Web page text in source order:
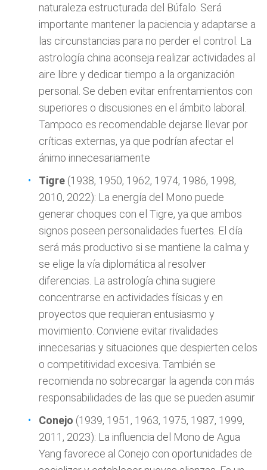
naturaleza estructurada del Búfalo. Será
importante mantener la paciencia y adaptarse a
las circunstancias para no perder el control. La
astrología china aconseja realizar actividades al
aire libre y dedicar tiempo a la organización
personal. Se deben evitar enfrentamientos con
superiores o discusiones en el ámbito laboral.
Tampoco es recomendable dejarse llevar por
críticas externas, ya que podrían afectar el
ánimo innecesariamente
Tigre (1938, 1950, 1962, 1974, 1986, 1998,
2010, 2022): La energía del Mono puede
generar choques con el Tigre, ya que ambos
signos poseen personalidades fuertes. El día
será más productivo si se mantiene la calma y
se elige la vía diplomática al resolver
diferencias. La astrología china sugiere
concentrarse en actividades físicas y en
proyectos que requieran entusiasmo y
movimiento. Conviene evitar rivalidades
innecesarias y situaciones que despierten celos
o competitividad excesiva. También se
recomienda no sobrecargar la agenda con más
responsabilidades de las que se pueden asumir
Conejo (1939, 1951, 1963, 1975, 1987, 1999,
2011, 2023): La influencia del Mono de Agua
Yang favorece al Conejo con oportunidades de